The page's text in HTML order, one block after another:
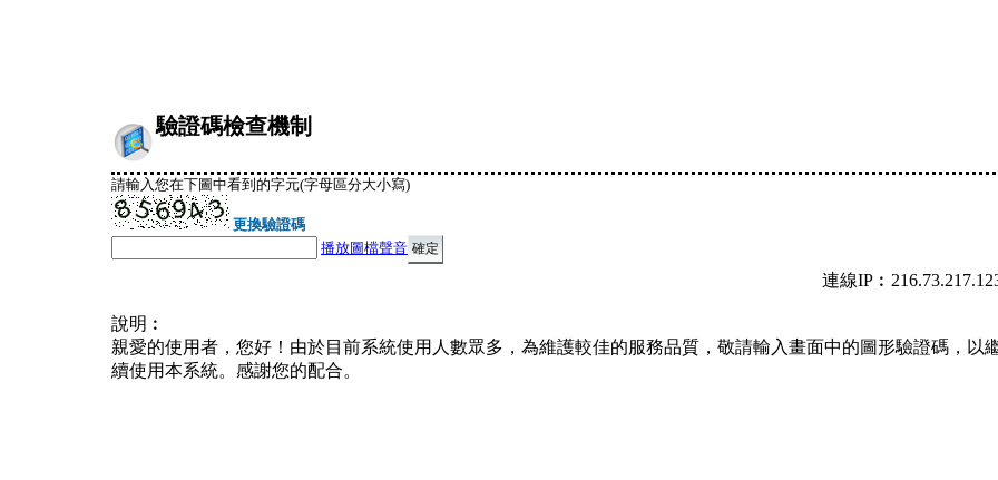
驗證碼檢查機制
請輸入您在下圖中看到的字元(字母區分大小寫)
更換驗證碼
播放圖檔聲音
連線
說明︰
親愛的使用者，您好！由於目前系統使用人數眾多，為維護較佳的服務品質，敬請輸入畫面中的圖形驗證碼，以
續使用本系統。感謝您的配合。